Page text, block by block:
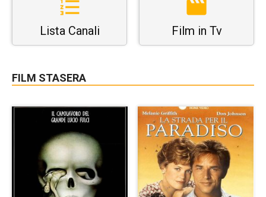
Lista Canali Film in Tv
FILM STASERA